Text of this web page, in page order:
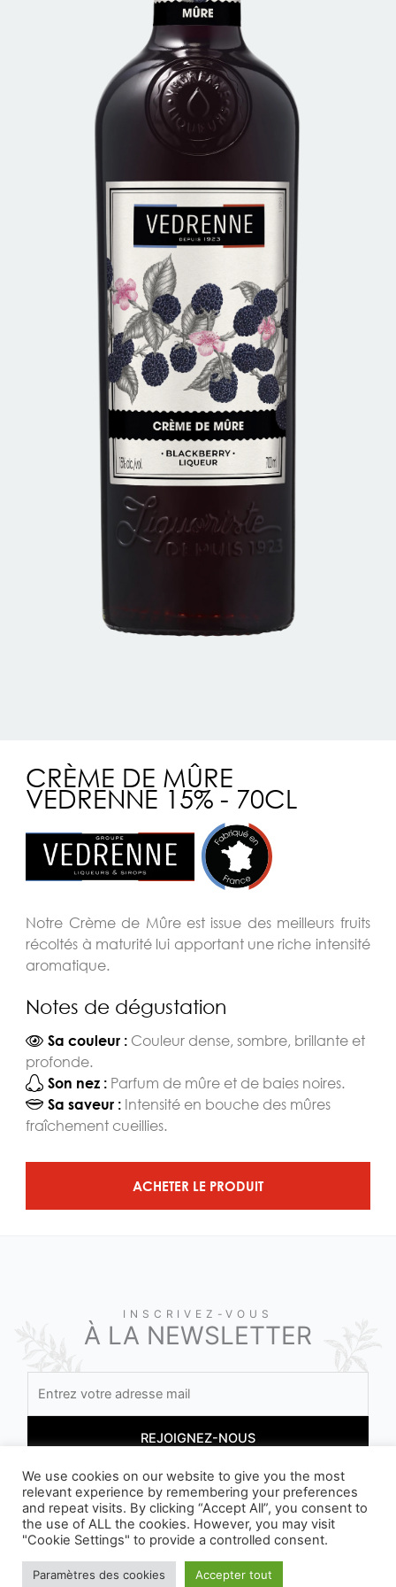
CRÈME DE MÛRE
VEDRENNE 15% - 70CL
Notre Crème de Mûre est issue des meilleurs fruits
récoltés à maturité lui apportant une riche intensité
aromatique.
Notes de dégustation
Sa couleur : Couleur dense, sombre, brillante et
profonde.
Son nez : Parfum de mûre et de baies noires.
Sa saveur : Intensité en bouche des mûres
fraîchement cueillies.
ACHETER LE PRODUIT
INSCRIVEZ-VOUS
À LA NEWSLETTER
En vous inscrivant, vous acceptez nos conditions
We use cookies on our website to give you the most
relevant experience by remembering your preferences
and repeat visits. By clicking “Accept All”, you consent to
the use of ALL the cookies. However, you may visit
"Cookie Settings" to provide a controlled consent.
Paramètres des cookies Accepter tout